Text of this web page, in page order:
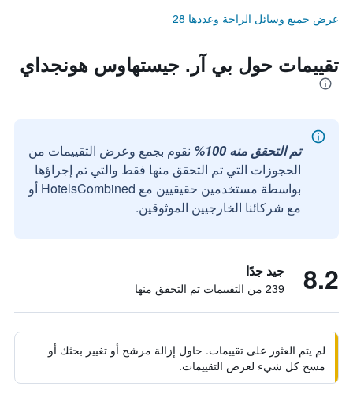
عرض جميع وسائل الراحة وعددها 28
تقييمات حول بي آر. جيستهاوس هونجداي
تم التحقق منه 100%
نقوم بجمع وعرض التقييمات من
الحجوزات التي تم التحقق منها فقط والتي تم إجراؤها
بواسطة مستخدمين حقيقيين مع HotelsCombined أو
مع شركائنا الخارجيين الموثوقين.
8.2 جيد جدًا
239 من التقييمات تم التحقق منها
لم يتم العثور على تقييمات. حاول إزالة مرشح أو تغيير بحثك أو
مسح كل شيء لعرض التقييمات.